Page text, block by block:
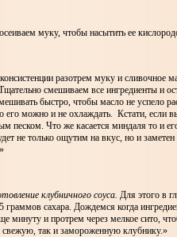
муку, чтобы насытить ее
разотрем муку и сливочное
смешиваем все ингредиенты и
быстро, чтобы масло не успело
его можно и не охлаждать. Кстати, если
песком. Что же касается миндаля то и
не только ощутим на вкус, но и
клубничного соуса. Для этого в
сахара. Дождемся когда
минуту и протрем через мелкое сито,
свежую, так и замороженную клубнику.»